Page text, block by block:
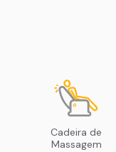
Cadeira de
Massagem